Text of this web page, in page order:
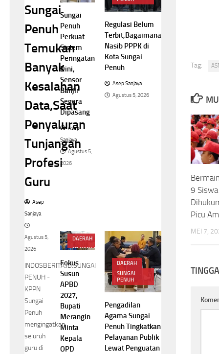
Tag:
9
Picu
MEI 7,
Sungai
Penuh
Temukan
Banyak
Kesalahan
Data,Saat
Penyaluran
Tunjangan
Profesi
Guru
Asep
Sanjaya
Agustus 5,
2026
INDOSBERITA.ID.SUNGAI
PENUH -
KPPN
Sungai
Penuh
mengingatkan
seluruh
guru di
Sungai
Penuh
Perkuat
Sistem
Peringatan
Dini,
Sensor
Banjir
Segera
Dipasang
Asep
Sanjaya
Agustus 5,
2026
Regulasi Belum
Terbit,Bagaimana
Nasib PPPK di
Kota Sungai
Penuh
Asep Sanjaya
Agustus 5, 2026
DAERAH
MERANGIN
Fokus
Susun
APBD
2027,
Bupati
Merangin
Minta
Kepala
OPD
DAERAH
SUNGAI
PENUH
Pengadilan
Agama Sungai
Penuh Tingkatkan
Pelayanan Publik
Lewat Penguatan